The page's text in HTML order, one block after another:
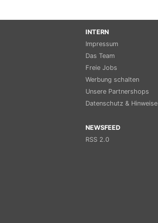
INTERN
Impressum
Das Team
Freie Jobs
Werbung schalten
Unsere Partnershops
Datenschutz & Hinweise
NEWSFEED
RSS 2.0